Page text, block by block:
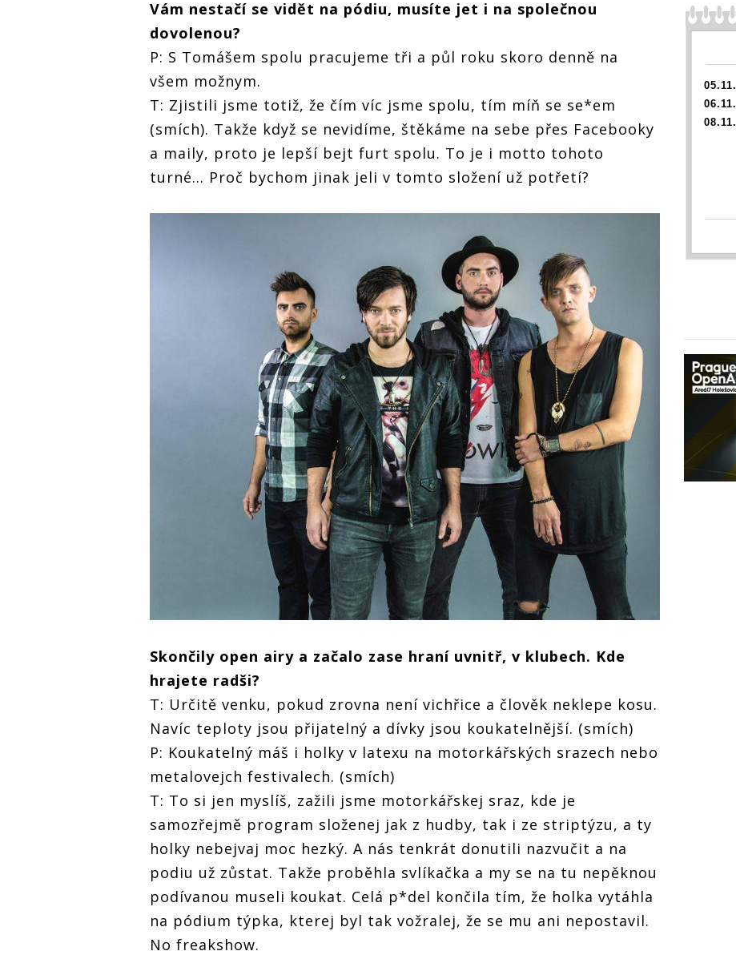
Vám nestačí se vidět na pódiu, musíte jet i na společnou
dovolenou?
P: S Tomášem spolu pracujeme tři a půl roku skoro denně na
všem možnym.
T: Zjistili jsme totiž, že čím víc jsme spolu, tím míň se se*em
(smích). Takže když se nevidíme, štěkáme na sebe přes Facebooky
a maily, proto je lepší bejt furt spolu. To je i motto tohoto
turné… Proč bychom jinak jeli v tomto složení už potřetí?
Skončily open airy a začalo zase hraní uvnitř, v klubech. Kde
hrajete radši?
T: Určitě venku, pokud zrovna není vichřice a člověk neklepe kosu.
Navíc teploty jsou přijatelný a dívky jsou koukatelnější. (smích)
P: Koukatelný máš i holky v latexu na motorkářských srazech nebo
metalovejch festivalech. (smích)
T: To si jen myslíš, zažili jsme motorkářskej sraz, kde je
samozřejmě program složenej jak z hudby, tak i ze striptýzu, a ty
holky nebejvaj moc hezký. A nás tenkrát donutili nazvučit a na
podiu už zůstat. Takže proběhla svlíkačka a my se na tu nepěknou
podívanou museli koukat. Celá p*del končila tím, že holka vytáhla
na pódium týpka, kterej byl tak vožralej, že se mu ani nepostavil.
No freakshow.
05.11.
06.11.
08.11.